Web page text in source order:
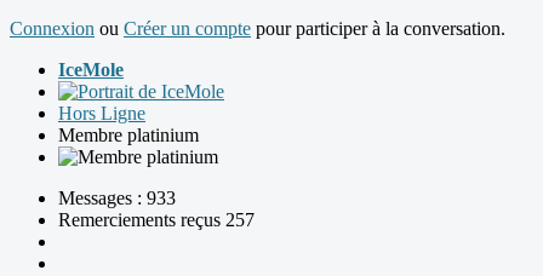
Connexion ou Créer un compte pour participer à la conversation.
IceMole
Hors Ligne
Membre platinium
Messages : 933
Remerciements reçus 257